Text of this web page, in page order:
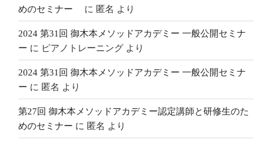
めのセミナー
に 匿名 より
2024 第31回 御木本メソッドアカデミー 一般公開セミナ
ー に ピアノトレーニング より
2024 第31回 御木本メソッドアカデミー 一般公開セミナ
ー に 匿名 より
第27回 御木本メソッドアカデミー認定講師と研修生のた
めのセミナー に 匿名 より